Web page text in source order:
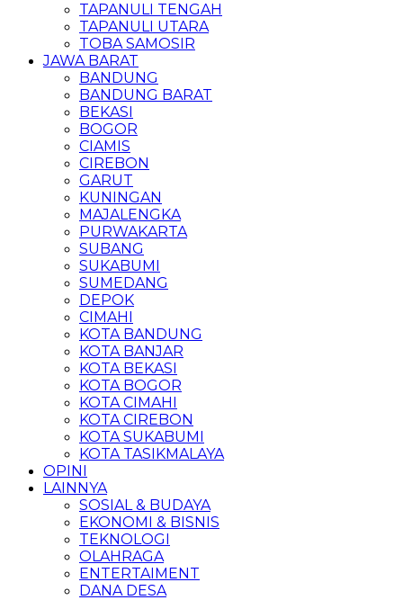
TAPANULI TENGAH
TAPANULI UTARA
TOBA SAMOSIR
JAWA BARAT
BANDUNG
BANDUNG BARAT
BEKASI
BOGOR
CIAMIS
CIREBON
GARUT
KUNINGAN
MAJALENGKA
PURWAKARTA
SUBANG
SUKABUMI
SUMEDANG
DEPOK
CIMAHI
KOTA BANDUNG
KOTA BANJAR
KOTA BEKASI
KOTA BOGOR
KOTA CIMAHI
KOTA CIREBON
KOTA SUKABUMI
KOTA TASIKMALAYA
OPINI
LAINNYA
SOSIAL & BUDAYA
EKONOMI & BISNIS
TEKNOLOGI
OLAHRAGA
ENTERTAIMENT
DANA DESA